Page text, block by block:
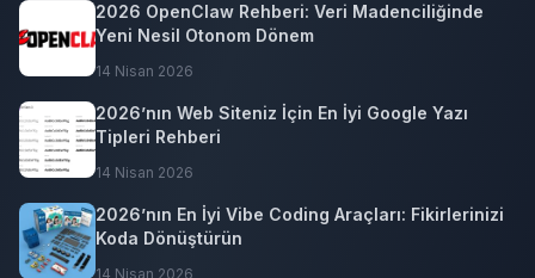
2026 OpenClaw Rehberi: Veri Madenciliğinde
Yeni Nesil Otonom Dönem
14 Nisan 2026
2026’nın Web Siteniz İçin En İyi Google Yazı
Tipleri Rehberi
14 Nisan 2026
2026’nın En İyi Vibe Coding Araçları: Fikirlerinizi
Koda Dönüştürün
14 Nisan 2026